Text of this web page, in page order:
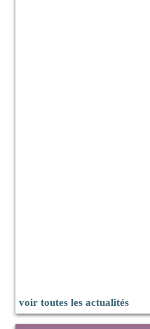
voir toutes les actualités